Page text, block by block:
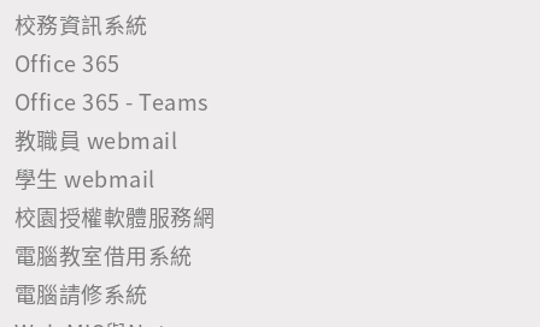
義務；且非經甲方之書面同意，乙方不得將前開營業秘
密以任何之方式洩漏或交付予第三人。 五、乙方因本案
而自甲方取得之一切文件、資料，均應於本承攬終止、
解除或期間屆滿時無條件歸還甲方或依甲方指示銷毀，
且不得加以重製。 六、乙方因本案而知悉甲方之任何資
料，應負保密之責任，不得竊用或洩漏予第三人。乙方
並應責成其人員，同負保密之責任，嗣後離職者，亦
同。 七、乙方應於簽署本承攬書之同時簽立「公司保密
切結書」（公司保密切結書_202408），並提供本案執
行人員（包括但不限於工程師）清冊（乙方應負責於送
甲方前，個別依個人資料保護法等相關法令告知其人員
校務資訊系統
Office 365
Office 365 - Teams
教職員 webmail
學生 webmail
校園授權軟體服務網
電腦教室借用系統
電腦請修系統